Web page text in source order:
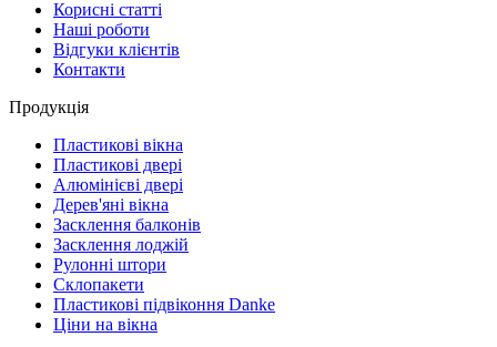
Корисні статті
Наші роботи
Відгуки клієнтів
Контакти
Продукція
Пластикові вікна
Пластикові двері
Алюмінієві двері
Дерев'яні вікна
Засклення балконів
Засклення лоджій
Рулонні штори
Склопакети
Пластикові підвіконня Danke
Ціни на вікна